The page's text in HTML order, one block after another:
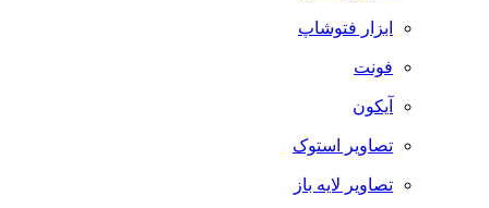
ابزار فتوشاپ
فونت
آیکون
تصاویر استوک
تصاویر لایه باز